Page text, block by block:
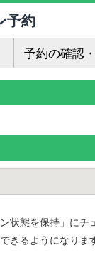
予約
予約の確認
状態を保持」に
きるようになりま